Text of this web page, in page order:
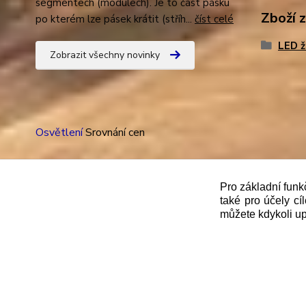
segmentech (modulech). Je to část pásku
po kterém lze pásek krátit (stříh... číst celé
Zobrazit všechny novinky
OsvětleníSrovnání cen
Zboží
LED
zákona č. 112/mmmmm2016 Sb. o
správce daně online; v případě technického
Pro základní
také pro účely
můžete kdykoli